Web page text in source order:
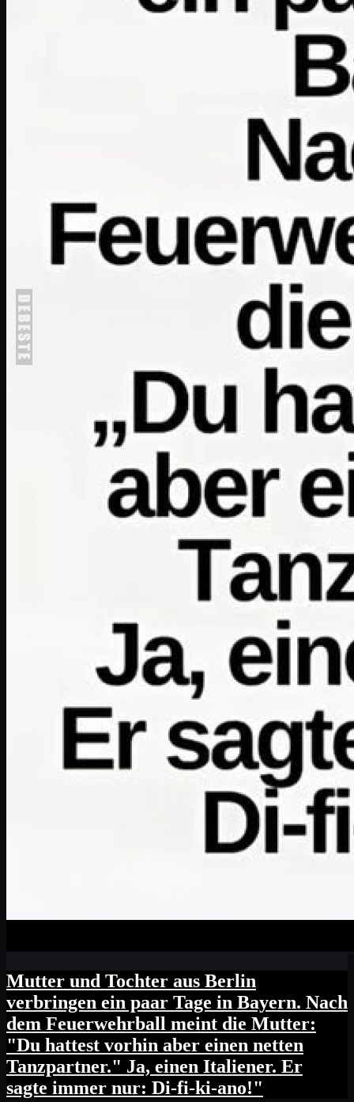
Mutter und Tochter aus Berlin
verbringen ein paar Tage in Bayern. Nach
dem Feuerwehrball meint die Mutter:
"Du hattest vorhin aber einen netten
Tanzpartner." Ja, einen Italiener. Er
sagte immer nur: Di-fi-ki-ano!"